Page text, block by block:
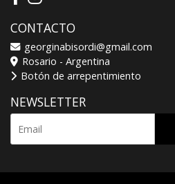
CONTACTO
georginabisordi@gmail.com
Rosario - Argentina
Botón de arrepentimiento
NEWSLETTER